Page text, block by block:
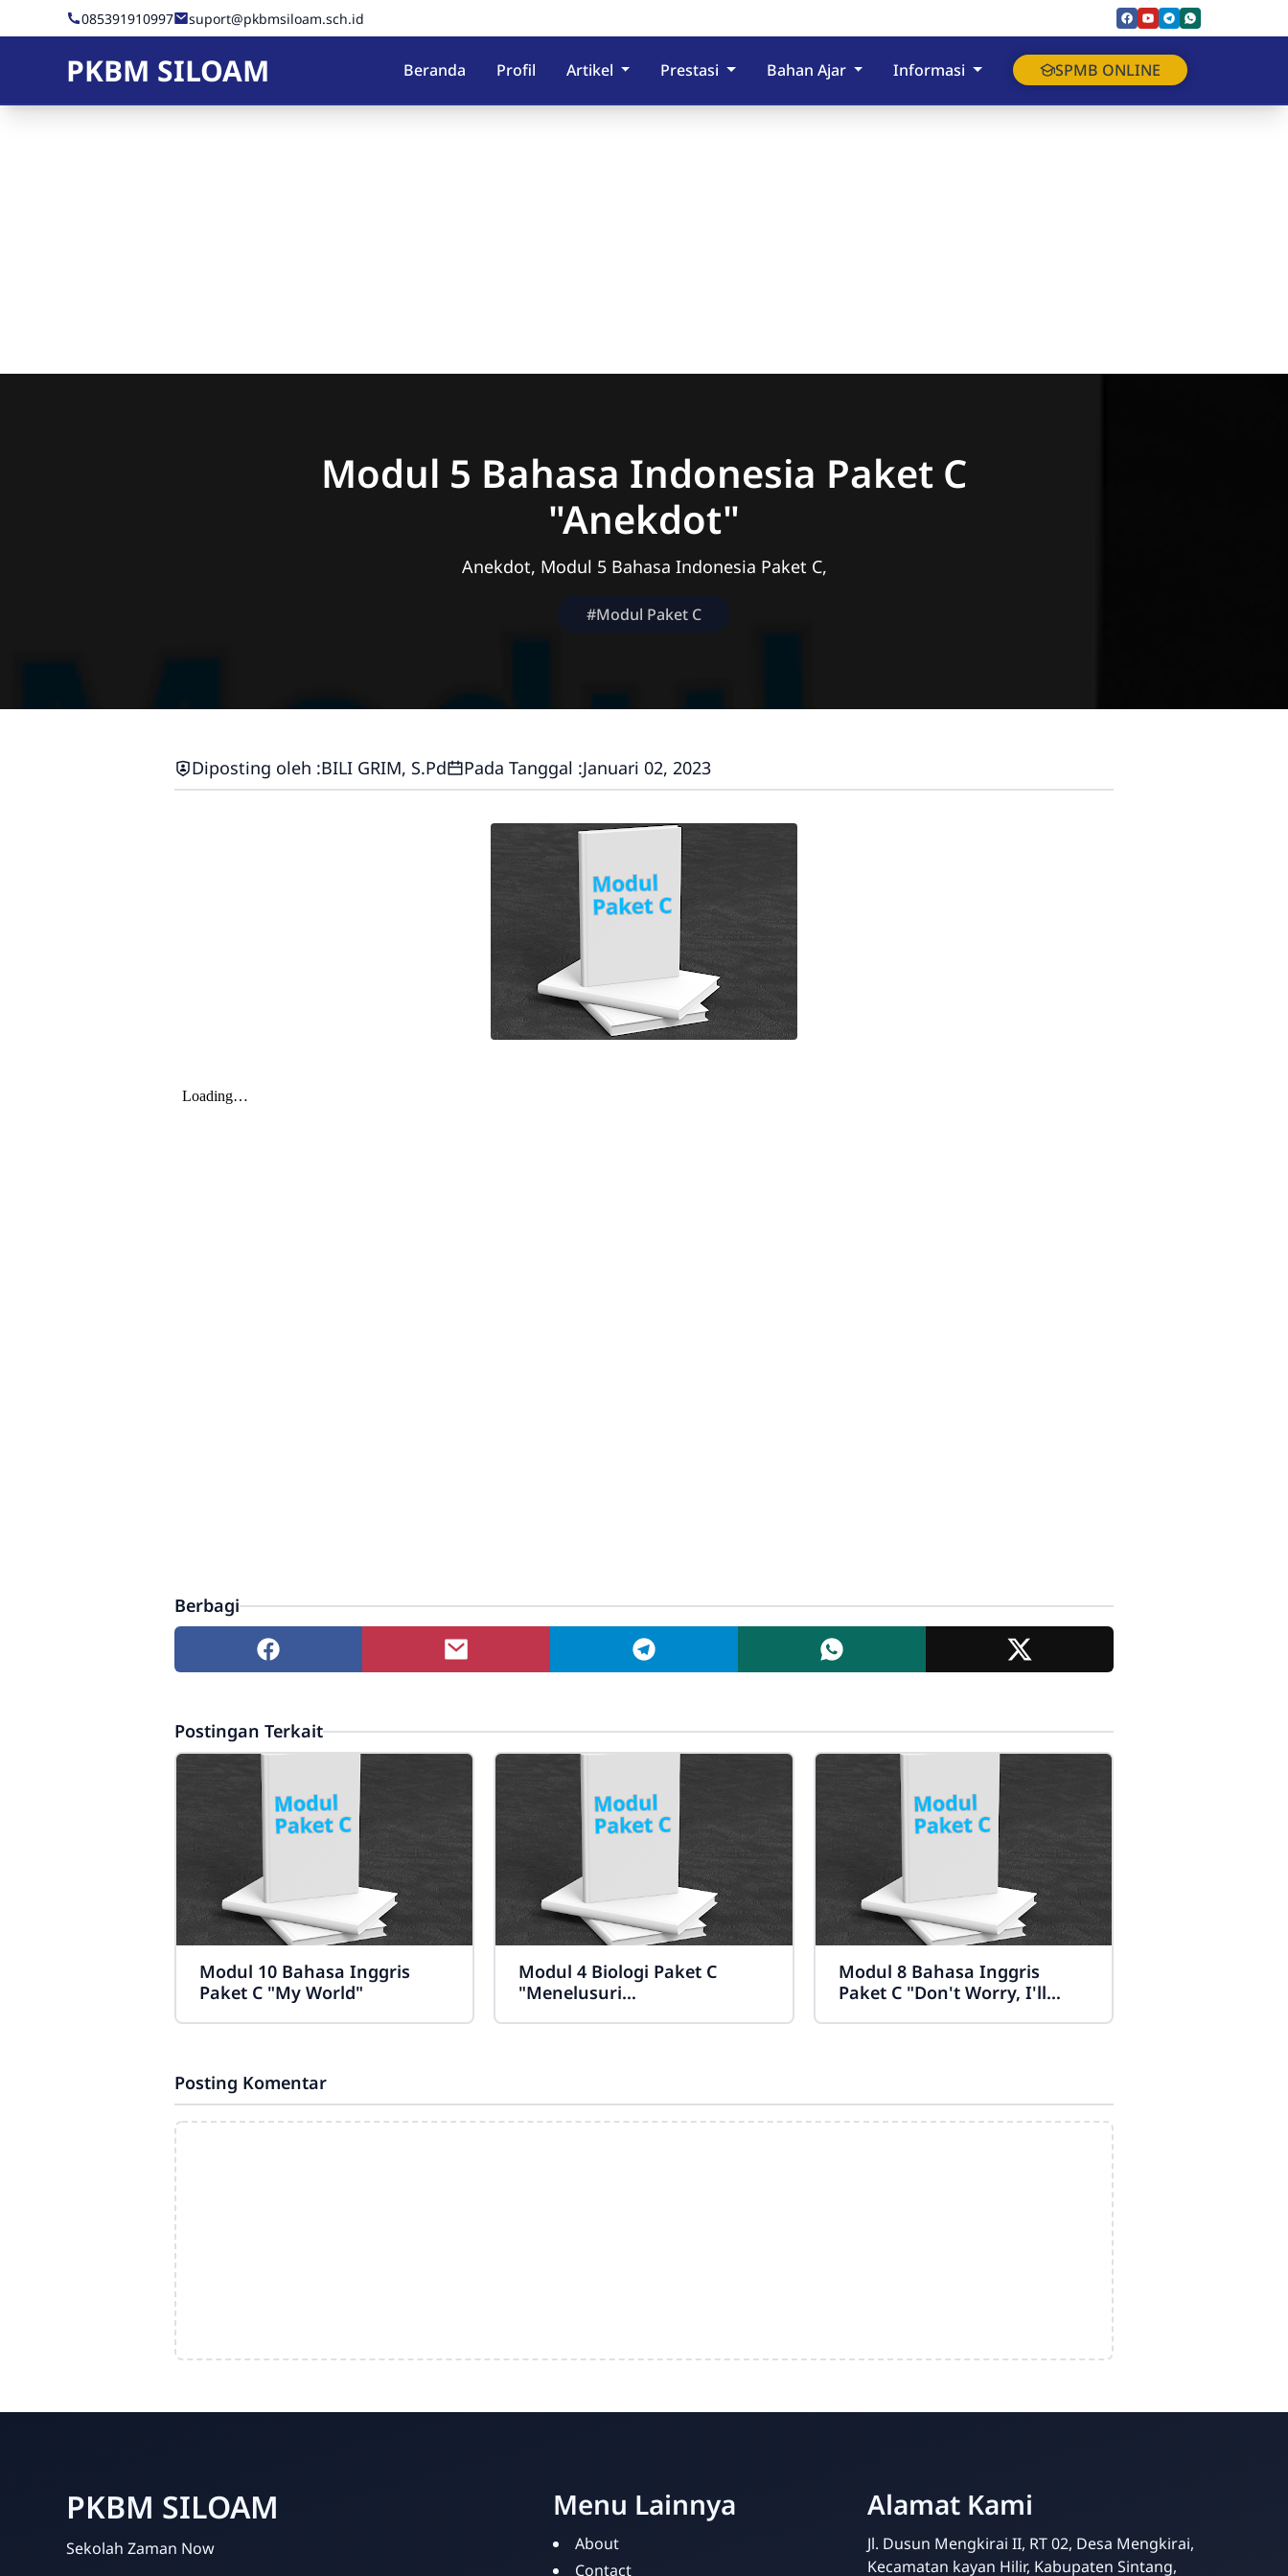
Skip to Content085391910997 suport@pkbmsiloam.sch.id
PKBM SILOAM Beranda Profil Artikel Prestasi Bahan Ajar Informasi SPMB ONLINE
PKBM SILOAM
Modul 5 Bahasa Indonesia Paket C
"Anekdot"
Anekdot, Modul 5 Bahasa Indonesia Paket C,
#Modul Paket C
Diposting oleh :BILI GRIM, S.Pd Pada Tanggal :Januari 02, 2023
Berbagi
Postingan Terkait
Modul 10 Bahasa Inggris
Paket C "My World"
Modul 4 Biologi Paket C
"Menelusuri
Modul 8 Bahasa Inggris
Paket C "Don't Worry, I'll
Posting Komentar
PKBM SILOAM
Sekolah Zaman Now
Menu Lainnya
About
Contact
Alamat Kami
Jl. Dusun Mengkirai II, RT 02, Desa Mengkirai,
Kecamatan kayan Hilir, Kabupaten Sintang,